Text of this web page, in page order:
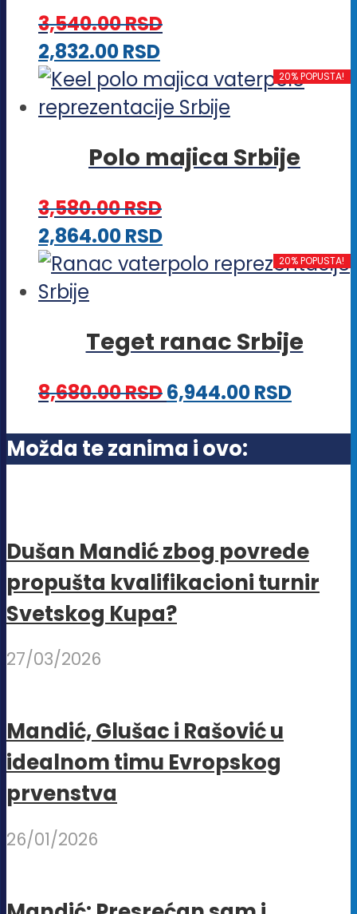
stranici
Opcije
biti
izabrane
na
stranici
3,540.00RSD
2,832.00RSDOvaj
proizvod
ima
varijanti.
mogu
biti
izabrane
stranici
proizvoda.
20% POPUSTA!
Polo majica Srbije
3,580.00RSD
2,864.00RSDOvaj
proizvod
varijanti.
mogu
biti
izabrane
proizvoda.
20% POPUSTA!
Teget ranac Srbije
8,680.00RSD6,944.00RSD
Možda te zanima i ovo:
Dušan Mandić zbog povrede
propušta kvalifikacioni turnir
Svetskog Kupa?
27/03/2026
Mandić, Glušac i Rašović u
idealnom timu Evropskog
prvenstva
26/01/2026